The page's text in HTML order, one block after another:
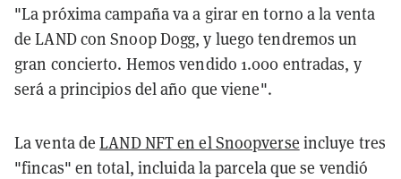
"La próxima campaña va a girar en torno a la venta
de LAND con Snoop Dogg, y luego tendremos un
gran concierto. Hemos vendido 1.000 entradas, y
será a principios del año que viene".
La venta deLAND NFT en el Snoopverse incluye tres
"fincas" en total, incluida la parcela que se vendió